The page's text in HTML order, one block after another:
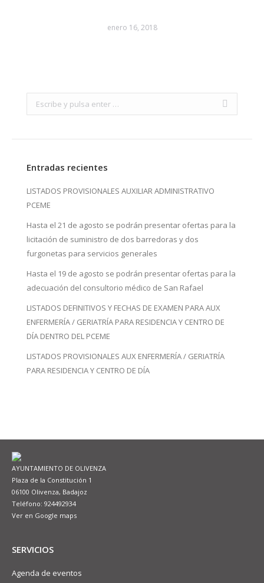
enero 16, 2018
Search:
Entradas recientes
LISTADOS PROVISIONALES AUXILIAR ADMINISTRATIVO
PCEME
Hasta el 21 de agosto se podrán presentar ofertas para la
licitación de suministro de dos barredoras y dos
furgonetas para servicios generales
Hasta el 19 de agosto se podrán presentar ofertas para la
adecuación del consultorio médico de San Rafael
LISTADOS DEFINITIVOS Y FECHAS DE EXAMEN PARA AUX
ENFERMERÍA / GERIATRÍA PARA RESIDENCIA Y CENTRO DE
DÍA DENTRO DEL PCEME
LISTADOS PROVISIONALES AUX ENFERMERÍA / GERIATRÍA
PARA RESIDENCIA Y CENTRO DE DÍA
AYUNTAMIENTO DE OLIVENZA
Plaza de la Constitución 1
06100 Olivenza, Badajoz
Teléfono: 924492934
Ver en Google maps
SERVICIOS
Agenda de eventos